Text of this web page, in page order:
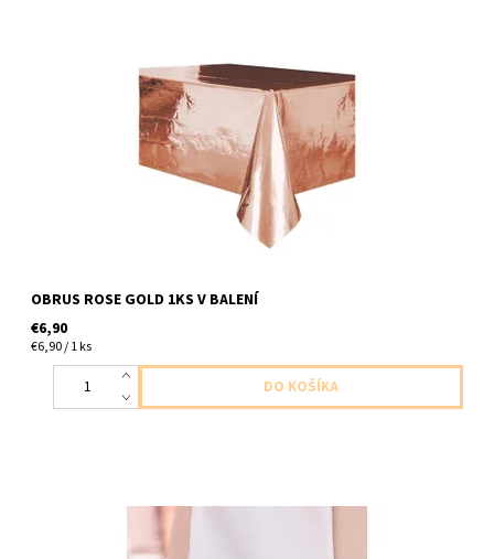
Plastový obrus ruzova zlata 1ks v baleni velkost 1,37 x 2,74m
OBRUS ROSE GOLD 1KS V BALENÍ
€6,90
€6,90 / 1 ks
kovovy odznak ruzovy moj narodeninovy den 1ks v baleni